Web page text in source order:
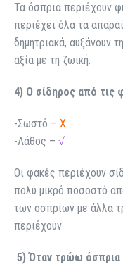
Τα όσπρια περιέχουν
περιέχει όλα τα
δημητριακά, αυξάνουν
αξία με τη ζωική.
4) Ο σίδηρος από τις
-Σωστό – X
-Λάθος – √
Οι φακές περιέχουν
πολύ μικρό ποσοστό
των οσπρίων με άλλα
περιέχουν
5) Όταν τρώω όσπρια